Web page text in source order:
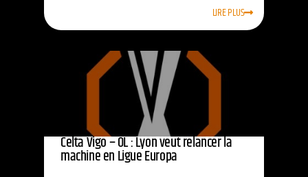
LIRE PLUS
Celta Vigo – OL : Lyon veut relancer la
machine en Ligue Europa